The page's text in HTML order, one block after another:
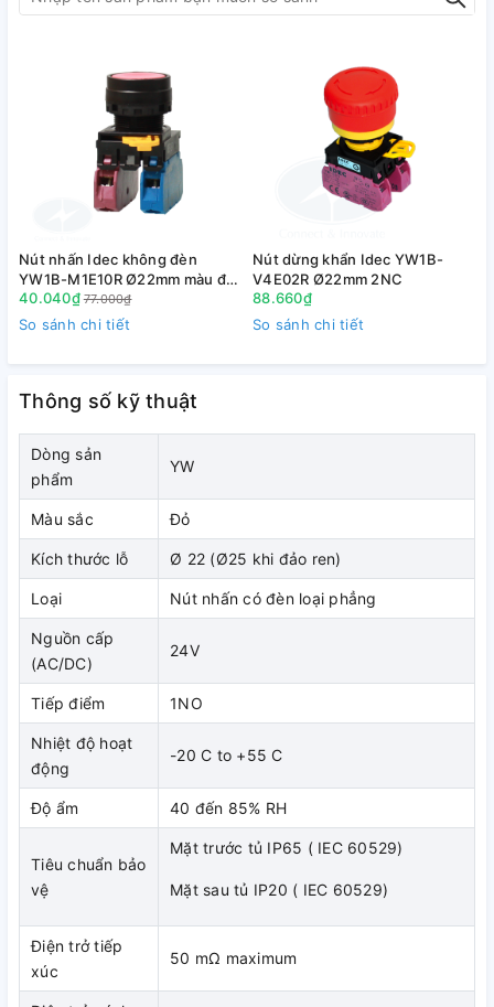
giảm khả năng phản xạ ánh sáng bên ngoài. Đèn báo được
Tháo lắp dễ dàng với khóa nhựa dạng đòn bẩy.
tiếp xúc bằng tay. Mức độ bảo vệ IP 65 ngoài mặt tủ, IP 20
bên trong tủ
Điểm tiếp xúc được thiết kế thông minh, có khả năng tự làm
sạch mặt tiếp xúc
Nút nhấn Idec không đèn
YW1B-M1E10R Ø22mm màu đỏ
1NO
40.040₫ 77.000₫
So sánh chi tiết
Nút dừng khẩn Idec YW1B-
V4E02R Ø22mm 2NC
88.660₫
So sánh chi tiết
Thông số kỹ thuật
Dòng sản
phẩm
YW
Màu sắc Đỏ
Kích thước lỗ Ø 22 (Ø25 khi đảo ren)
Loại Nút nhấn có đèn loại phẳng
Nguồn cấp
(AC/DC)
24V
Tiếp điểm 1NO
Nhiệt độ hoạt
động
-20 C to +55 C
Độ ẩm 40 đến 85% RH
Tiêu chuẩn bảo
vệ
Mặt trước tủ IP65 ( IEC 60529)
Mặt sau tủ IP20 ( IEC 60529)
Điện trở tiếp
xúc
50 mΩ maximum